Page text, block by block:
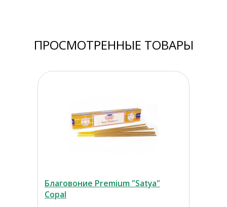
ПРОСМОТРЕННЫЕ ТОВАРЫ
Благовоние Premium "Satya"
Copal